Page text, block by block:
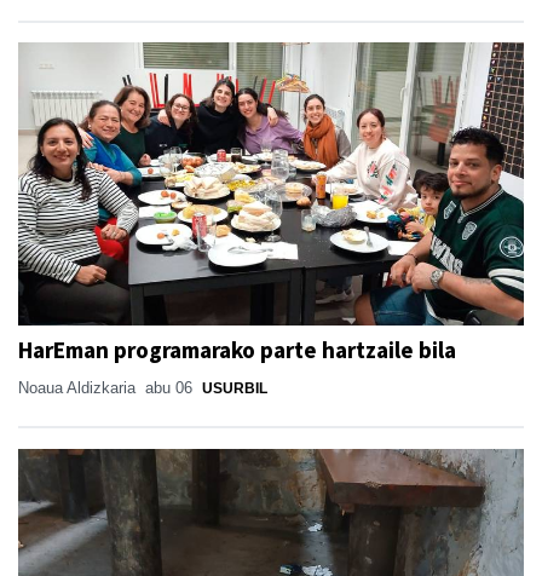
HarEman programarako parte hartzaile bila
Noaua Aldizkaria abu 06 USURBIL